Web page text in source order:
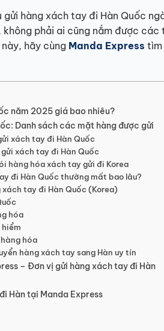
gửi hàng xách tay đi Hàn Quốc
phải ai cũng nắm được
hãy cùng Manda Express tìm
năm 2025 giá bao nhiêu?
Danh sách các mặt hàng được gửi
xách tay đi Hàn Quốc
xách tay đi Hàn Quốc
hàng hóa xách tay gửi đi Korea
đi Hàn Quốc thường mất bao lâu?
xách tay đi Hàn Quốc (Korea)
hóa
hóa
hàng xách tay sang Hàn uy tín
– Đơn vị gửi hàng xách tay đi Hàn
Hàn tại Manda Express